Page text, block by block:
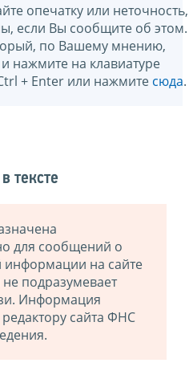
опечатку или неточность,
если Вы сообщите об этом.
по Вашему мнению,
нажмите на клавиатуре
+ Enter или нажмите сюда.
тексте
для сообщений о
информации на сайте
подразумевает
Информация
сайта ФНС